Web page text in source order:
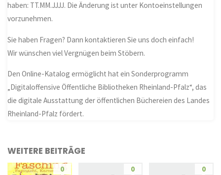
haben: TT.MM.JJJJ. Die Änderung ist unter Kontoeinstellungen
vorzunehmen.
Sie haben Fragen? Dann kontaktieren Sie uns doch einfach!
Wir wünschen viel Vergnügen beim Stöbern.
Den Online-Katalog ermöglicht hat ein Sonderprogramm
„Digitaloffensive Öffentliche Bibliotheken Rheinland-Pfalz“, das
die digitale Ausstattung der öffentlichen Büchereien des Landes
Rheinland-Pfalz fördert.
WEITERE BEITRÄGE
0 0 0